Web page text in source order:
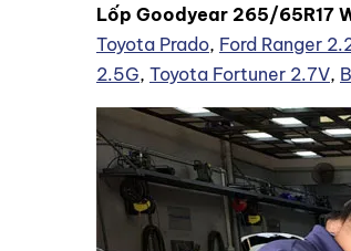
Lốp Goodyear 265/65R17
Toyota Prado, Ford Ranger
2.5G, Toyota Fortuner 2.7V,